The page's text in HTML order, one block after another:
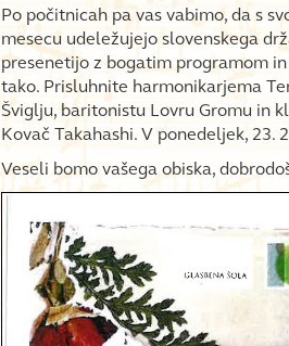
Po počitnicah pa vas vabimo, da s
mesecu udeležujejo slovenskega
presenetijo z bogatim programom
tako. Prisluhnite harmonikarjema
Šviglju, baritonistu Lovru Gromu in
Kovač Takahashi. V ponedeljek, 23.
Veseli bomo vašega obiska,